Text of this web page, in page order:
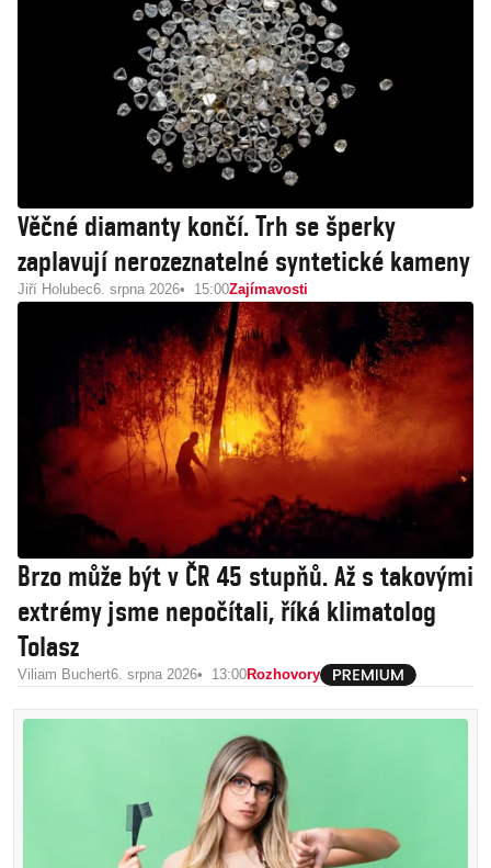
Věčné diamanty končí. Trh se šperky
zaplavují nerozeznatelné syntetické kameny
Jiří Holubec6. srpna 2026 15:00Zajímavosti
Brzo může být v ČR 45 stupňů. Až s takovými
extrémy jsme nepočítali, říká klimatolog
Tolasz
Viliam Buchert6. srpna 2026 13:00Rozhovory